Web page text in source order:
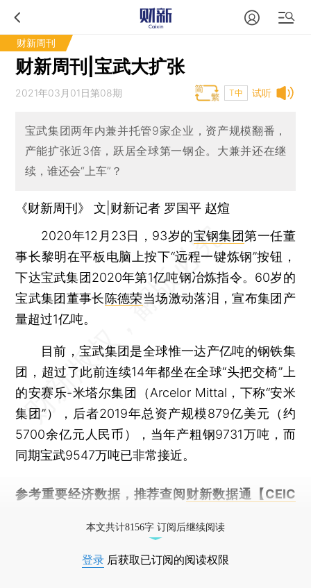
财新周刊
财新周刊|宝武大扩张
试听
2021年03月01日第08期 T中
宝武集团两年内兼并托管9家企业，资产规模翻番，
产能扩张近3倍，跃居全球第一钢企。大兼并还在继
续，谁还会“上车”？
《财新周刊》 文|财新记者 罗国平 赵煊
2020年12月23日，93岁的宝钢集团第一任董
事长黎明在平板电脑上按下“远程一键炼钢”按钮，
下达宝武集团2020年第1亿吨钢冶炼指令。60岁的
宝武集团董事长陈德荣当场激动落泪，宣布集团产
量超过1亿吨。
目前，宝武集团是全球惟一达产亿吨的钢铁集
团，超过了此前连续14年都坐在全球“头把交椅”上
的安赛乐-米塔尔集团（Arcelor Mittal，下称“安米
集团”），后者2019年总资产规模879亿美元（约
5700余亿元人民币），当年产粗钢9731万吨，而
同期宝武9547万吨已非常接近。
参考重要经济数据，推荐查阅财新数据通【CEIC
本文共计8156字 订阅后继续阅读
登录 后获取已订阅的阅读权限